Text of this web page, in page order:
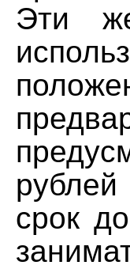
Эти
срок